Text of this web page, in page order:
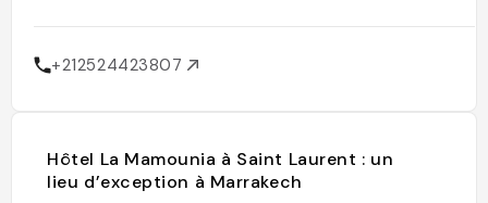
+212524423807
Hôtel La Mamounia à Saint Laurent : un
lieu d’exception à Marrakech